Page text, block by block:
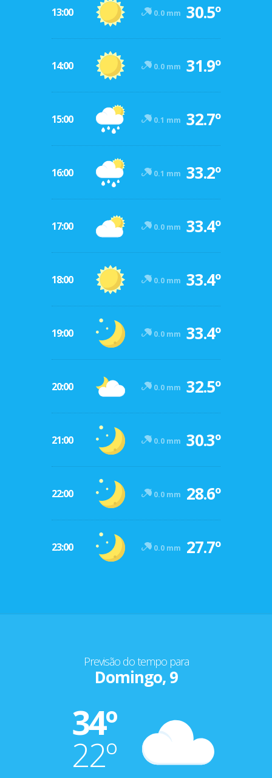
13:00 0.0 mm 30.5º
14:00 0.0 mm 31.9º
15:00 0.1 mm 32.7º
16:00 0.1 mm 33.2º
17:00 0.0 mm 33.4º
18:00 0.0 mm 33.4º
19:00 0.0 mm 33.4º
20:00 0.0 mm 32.5º
21:00 0.0 mm 30.3º
22:00 0.0 mm 28.6º
23:00 0.0 mm 27.7º
Previsão do tempo para
Domingo, 9
34º
22º